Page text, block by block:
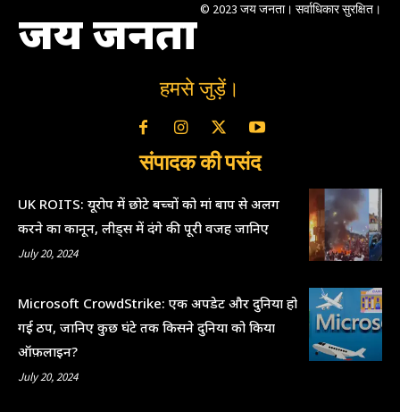
जय जनता © 2023 जय जनता। सर्वाधिकार सुरक्षित।
हमसे जुड़ें।
संपादक की पसंद
UK ROITS: यूरोप में छोटे बच्चों को मां बाप से अलग
करने का कानून, लीड्स में दंगे की पूरी वजह जानिए
July 20, 2024
Microsoft CrowdStrike: एक अपडेट और दुनिया हो
गई ठप, जानिए कुछ घंटे तक किसने दुनिया को किया
ऑफ़लाइन?
July 20, 2024